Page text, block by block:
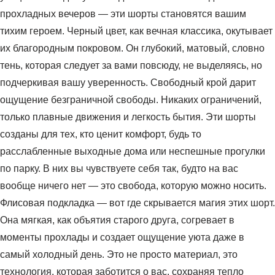
прохладных вечеров — эти шорты становятся вашим
тихим героем. Черный цвет, как вечная классика, окутывает
их благородным покровом. Он глубокий, матовый, словно
тень, которая следует за вами повсюду, не выделяясь, но
подчеркивая вашу уверенность. Свободный крой дарит
ощущение безграничной свободы. Никаких ограничений,
только плавные движения и легкость бытия. Эти шорты
созданы для тех, кто ценит комфорт, будь то
расслабленные выходные дома или неспешные прогулки
по парку. В них вы чувствуете себя так, будто на вас
вообще ничего нет — это свобода, которую можно носить.
Флисовая подкладка — вот где скрывается магия этих шорт.
Она мягкая, как объятия старого друга, согревает в
моменты прохлады и создает ощущение уюта даже в
самый холодный день. Это не просто материал, это
технология, которая заботится о вас, сохраняя тепло